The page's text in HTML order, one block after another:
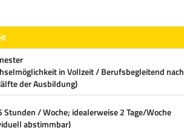
in Vollzeit / Berufsbegleitend nach
der Ausbildung)
Stunden / Woche; idealerweise 2 Tage/Woche
abstimmbar)